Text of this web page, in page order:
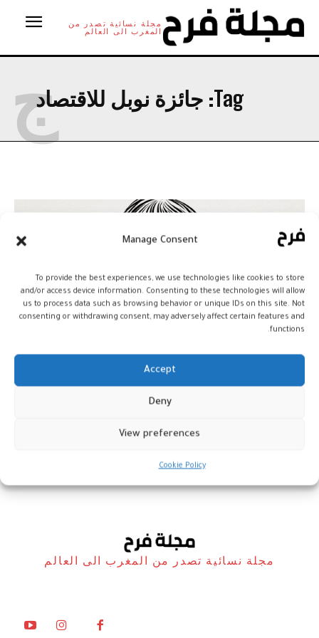
Manage Consent
To provide the best experiences, we use technologies like cookies to store
and/or access device information. Consenting to these technologies will allow
us to process data such as browsing behavior or unique IDs on this site. Not
consenting or withdrawing consent, may adversely affect certain features and
functions.
Accept
Deny
View preferences
Cookie Policy
مجلة نسائية تصدر من
المغرب الى العالم
Tag: جائزة نوبل للاقتصادج
كلوديا غولدين ثالث امرأة تنال جائزة
مجلة نسائية تصدر من المغرب الى العالم